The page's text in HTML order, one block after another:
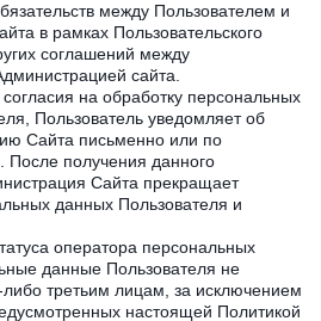
между Пользователем и
в рамках Пользовательского
соглашений между
сайта.
на обработку персональных
Пользователь уведомляет об
Сайта письменно или по
После получения данного
Сайта прекращает
данных Пользователя и
оператора персональных
данные Пользователя не
третьим лицам, за исключением
настоящей Политикой